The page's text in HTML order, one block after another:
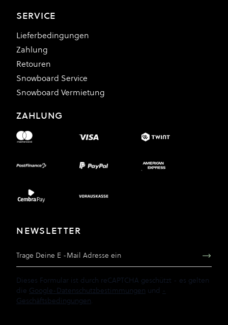
SERVICE
Lieferbedingungen
Zahlung
Retouren
Snowboard Service
Snowboard Vermietung
ZAHLUNG
NEWSLETTER
Dieses Formular ist durch reCAPTCHA geschützt - es gelten
die Google-Datenschutzbestimmungen und -
Geschäftsbedingungen.